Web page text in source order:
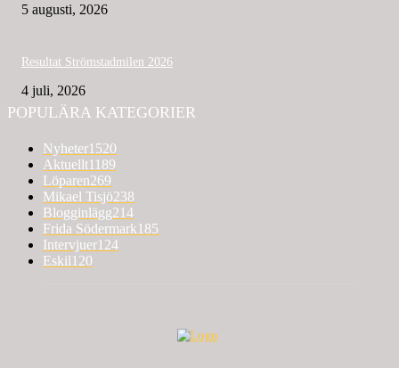
5 augusti, 2026
Resultat Strömstadmilen 2026
4 juli, 2026
POPULÄRA KATEGORIER
Nyheter1520
Aktuellt1189
Löparen269
Mikael Tisjö238
Blogginlägg214
Frida Södermark185
Intervjuer124
Eskil120